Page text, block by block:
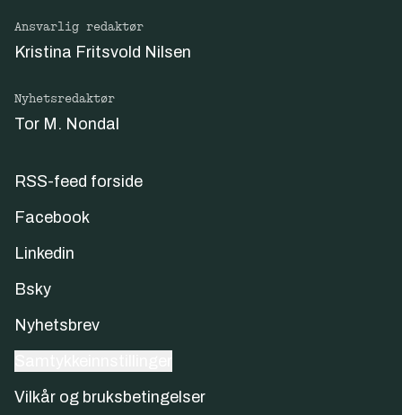
Ansvarlig redaktør
Kristina Fritsvold Nilsen
Nyhetsredaktør
Tor M. Nondal
RSS-feed forside
Facebook
Linkedin
Bsky
Nyhetsbrev
Vilkår og bruksbetingelser